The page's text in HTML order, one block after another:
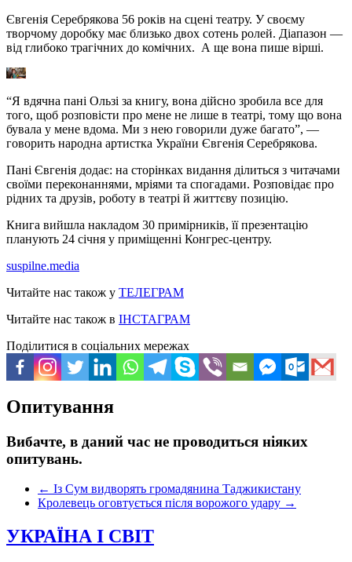
Євгенія Серебрякова 56 років на сцені театру. У своєму
творчому доробку має близько двох сотень ролей. Діапазон —
від глибоко трагічних до комічних. А ще вона пише вірші.
“Я вдячна пані Ользі за книгу, вона дійсно зробила все для
того, щоб розповісти про мене не лише в театрі, тому що вона
бувала у мене вдома. Ми з нею говорили дуже багато”, —
говорить народна артистка України Євгенія Серебрякова.
Пані Євгенія додає: на сторінках видання ділиться з читачами
своїми переконаннями, мріями та спогадами. Розповідає про
рідних та друзів, роботу в театрі й життєву позицію.
Книга вийшла накладом 30 примірників, її презентацію
планують 24 січня у приміщенні Конгрес-центру.
suspilne.media
Читайте нас також у ТЕЛЕГРАМ
Читайте нас також в ІНСТАГРАМ
Поділитися в соціальних мережах
Опитування
Вибачте, в даний час не проводиться ніяких
опитувань.
← Із Сум видворять громадянина Таджикистану
Кролевець оговтується після ворожого удару →
УКРАЇНА І СВІТ